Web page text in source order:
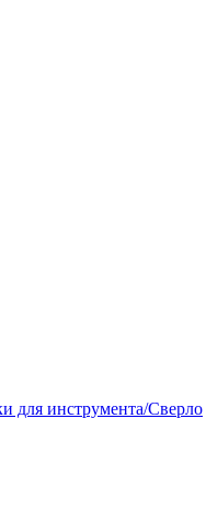
для инструмента/Сверло